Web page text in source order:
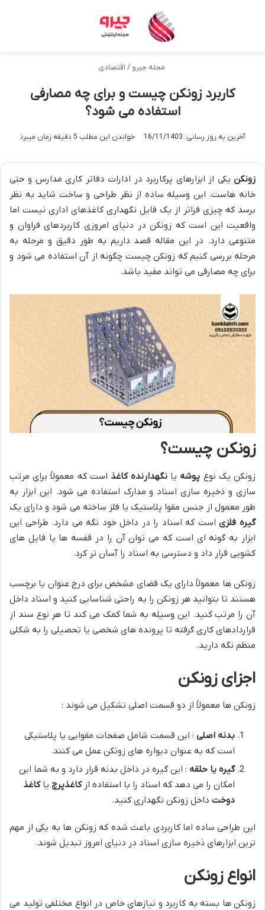
مجله جیرو / اقتصادی
کاربرد زونکن چیست و برای چه مصارفی
استفاده می شود؟
آخرین به روز رسانی: 16/11/1403 خواندن این مطلب 5 دقیقه زمان میبرد
زونکن یکی از ابزارهای پرکاربرد در ادارات دفاتر کاری مدارس و حتی
خانه هاست. این وسیله ساده از نظر طراحی و ساخت شاید به نظر
برسد که چیزی فراتر از یک فایل نگهداری کاغذهای اداری نیست اما
واقعیت این است که زونکن در دنیای امروزی کاربردهای فراوان و
متنوعی دارد. در این مقاله قصد داریم به طور دقیق و مرحله به
مرحله بررسی کنیم که زونکن چیست چگونه از آن استفاده می شود و
برای چه مصارفی می تواند مفید باشد.
زونکن چیست؟
زونکن یک نوع پوشه یا نگهدارنده کاغذ است که معمولاً برای مرتب
سازی و ذخیره سازی اسناد و مدارک استفاده می شود. این ابزار به
طور معمول از جنس مقوا پلاستیک یا فلز ساخته می شود و دارای یک
گیره فلزیاست که اسناد را در داخل خود نگه می دارد. طراحی این
ابزار به گونه ای است که می توان آن را در قفسه ها یا فایل های
کشویی قرار داد و دسترسی به اسناد را آسان تر کرد.
زونکن ها معمولاً دارای یک فضای مشخص برای درج عنوان یا برچسب
هستند تا بتوانید هر زونکن را به راحتی شناسایی کنید و اسناد داخل
آن را مرتب کنید. این وسیله به شما کمک می کند تا هر نوع سند از
قراردادهای کاری گرفته تا پرونده های شخصی یا تحصیلی را به شکلی
منظم نگه دارید.
اجزای زونکن
زونکن ها معمولاً از دو قسمت اصلی تشکیل می شوند :
بدنه اصلی : این قسمت شامل صفحات مقوایی یا پلاستیکی
است که به عنوان دیواره های زونکن عمل می کنند.
گیره یا حلقه : این گیره در داخل بدنه قرار دارد و به شما این
امکان را می دهد که اسناد را با استفاده ازکاغذپرچ یاکاغذ
دوخت داخل زونکن نگهداری کنید.
این طراحی ساده اما کاربردی باعث شده که زونکن ها به یکی از مهم
ترین ابزارهای ذخیره سازی اسناد در دنیای امروز تبدیل شوند.
انواع زونکن
زونکن ها بسته به کاربرد و نیازهای خاص در انواع مختلفی تولید می